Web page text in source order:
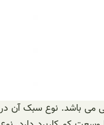
می باشد. نوع سبک آن در